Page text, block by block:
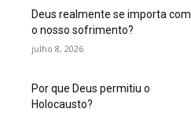
Deus realmente se importa com
o nosso sofrimento?
julho 8, 2026
Por que Deus permitiu o
Holocausto?